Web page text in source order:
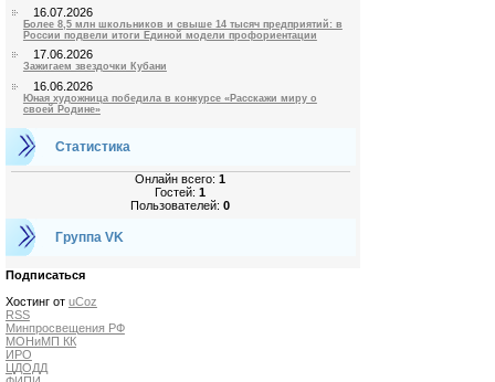
16.07.2026
Более 8,5 млн школьников и свыше 14 тысяч предприятий: в
России подвели итоги Единой модели профориентации
17.06.2026
Зажигаем звездочки Кубани
16.06.2026
Юная художница победила в конкурсе «Расскажи миру о
своей Родине»
Статистика
Онлайн всего:1
Гостей:1
Пользователей:0
Группа VK
Подписаться
Хостинг от uCoz
RSS
Минпросвещения РФ
МОНиМП КК
ИРО
ЦДОДД